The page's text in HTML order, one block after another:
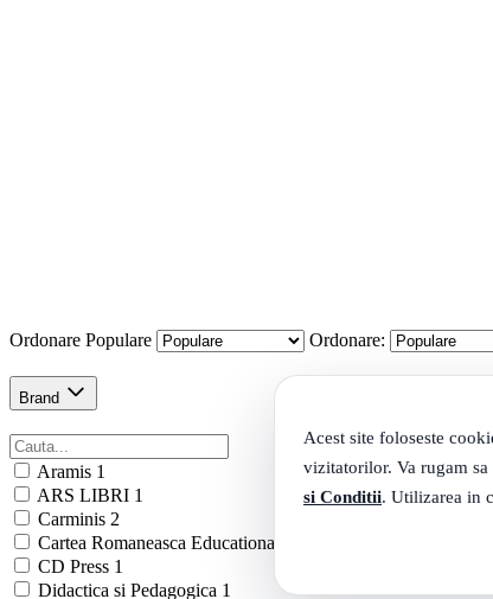
Acest site foloseste
vizitatorilor. Va rugam
si Conditii. Utilizarea in
Ordonare Populare Ordonare:
Brand
Aramis 1
ARS LIBRI 1
Carminis 2
Cartea Romaneasca Educational
CD Press 1
Didactica si Pedagogica 1